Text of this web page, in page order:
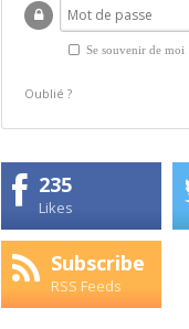
Se souvenir de moi
Oublié ?
235
Likes
Subscribe
RSS Feeds